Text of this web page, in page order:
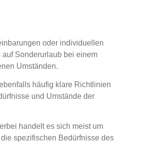
oder individuellen
Sonderurlaub bei einem
Umständen.
häufig klare Richtlinien
und Umstände der
handelt es sich meist um
spezifischen Bedürfnisse des